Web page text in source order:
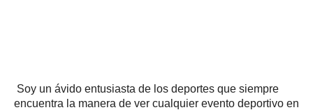
Soy un ávido entusiasta de los deportes que siempre
encuentra la manera de ver cualquier evento deportivo en